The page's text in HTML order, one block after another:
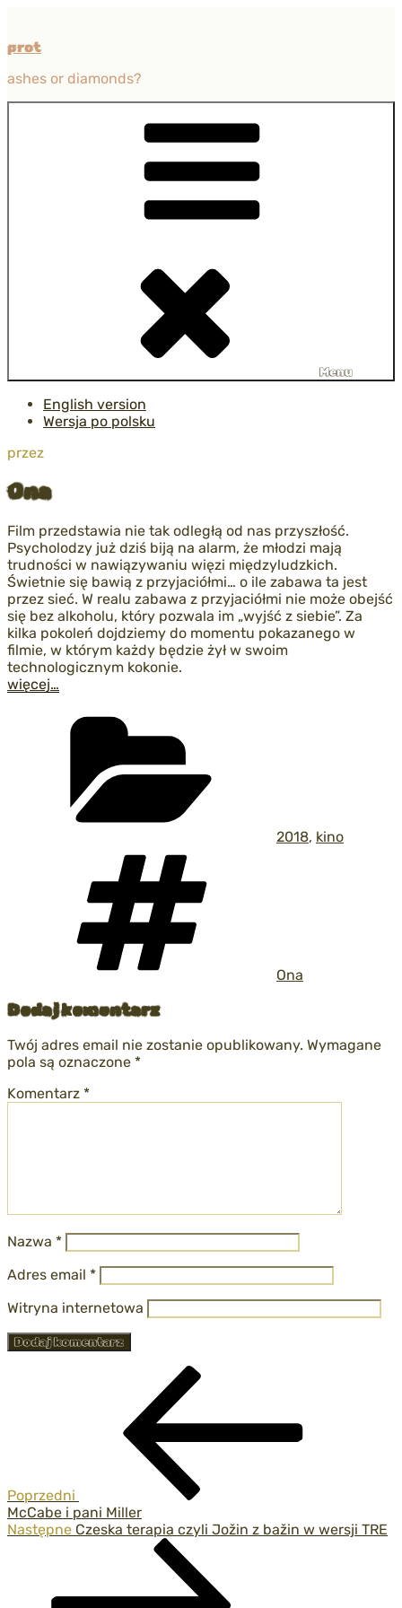
treści
prot
ashes or diamonds?
Menu
English version
Wersja po polsku
Opublikowane
przez
Ona
Film przedstawia nie tak odległą od nas przyszłość.
Psycholodzy już dziś biją na alarm, że młodzi mają
trudności w nawiązywaniu więzi międzyludzkich.
Świetnie się bawią z przyjaciółmi… o ile zabawa ta jest
przez sieć. W realu zabawa z przyjaciółmi nie może obejść
się bez alkoholu, który pozwala im „wyjść z siebie”. Za
kilka pokoleń dojdziemy do momentu pokazanego w
filmie, w którym każdy będzie żył w swoim
technologicznym kokonie.
więcej…
2018, kino
Ona
Dodaj komentarz
Twój adres email nie zostanie opublikowany. Wymagane
pola są oznaczone *
Komentarz *
Nazwa *
Adres email *
Witryna internetowa
Poprzedni
McCabe i pani Miller
Następny
Następne Czeska terapia czyli Jožin z bažin w wersji TRE